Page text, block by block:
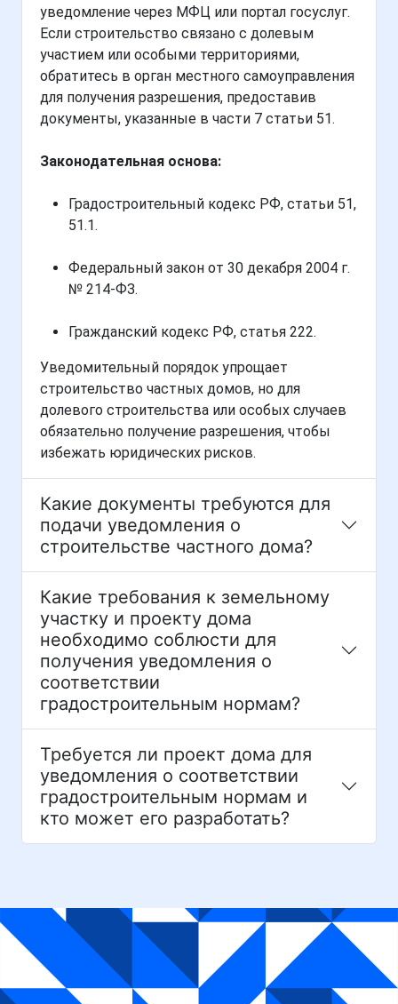
уведомление через МФЦ или портал госуслуг.
Если строительство связано с долевым
участием или особыми территориями,
обратитесь в орган местного самоуправления
для получения разрешения, предоставив
документы, указанные в части 7 статьи 51.
Законодательная основа:
Градостроительный кодекс РФ, статьи 51,
51.1.
Федеральный закон от 30 декабря 2004 г.
№ 214-ФЗ.
Гражданский кодекс РФ, статья 222.
Уведомительный порядок упрощает
строительство частных домов, но для
долевого строительства или особых случаев
обязательно получение разрешения, чтобы
избежать юридических рисков.
Какие документы требуются для
подачи уведомления о
строительстве частного дома?
Какие требования к земельному
участку и проекту дома
необходимо соблюсти для
получения уведомления о
соответствии
градостроительным нормам?
Требуется ли проект дома для
уведомления о соответствии
градостроительным нормам и
кто может его разработать?